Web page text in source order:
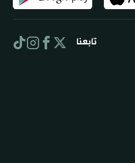
تابعنا